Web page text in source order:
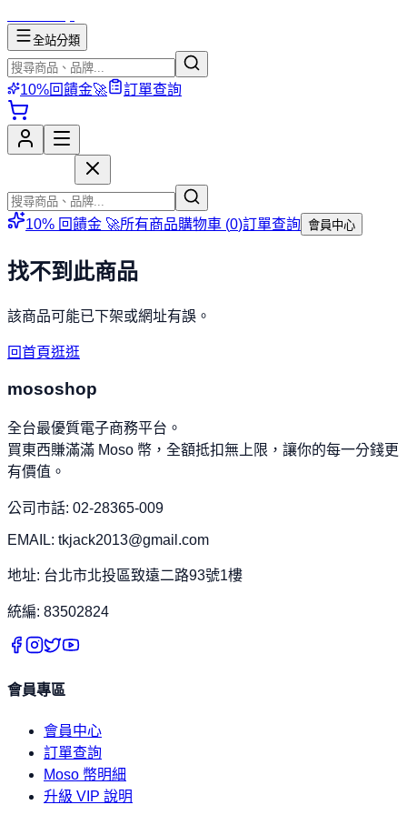
全站分類
10%回饋金🚀 訂單查詢
10% 回饋金 🚀所有商品購物車 (0)訂單查詢 會員中心
找不到此商品
該商品可能已下架或網址有誤。
回首頁逛逛
mososhop
全台最優質電子商務平台。
買東西賺滿滿 Moso 幣，全額抵扣無上限，讓你的每一分錢更
有價值。
公司市話: 02-28365-009
EMAIL: tkjack2013@gmail.com
地址: 台北市北投區致遠二路93號1樓
統編: 83502824
會員專區
會員中心
訂單查詢
Moso 幣明細
升級 VIP 說明